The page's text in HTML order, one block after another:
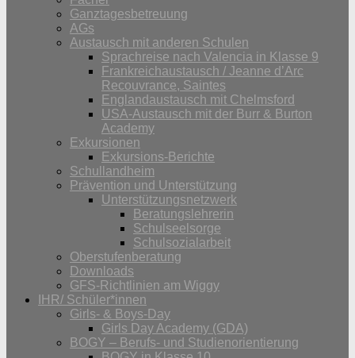
Ganztagesbetreuung
AGs
Austausch mit anderen Schulen
Sprachreise nach Valencia in Klasse 9
Frankreichaustausch / Jeanne d’Arc
Recouvrance, Saintes
Englandaustausch mit Chelmsford
USA-Austausch mit der Burr & Burton
Academy
Exkursionen
Exkursions-Berichte
Schullandheim
Prävention und Unterstützung
Unterstützungsnetzwerk
Beratungslehrerin
Schulseelsorge
Schulsozialarbeit
Oberstufenberatung
Downloads
GFS-Richtlinien am Wiggy
IHR/ Schüler*innen
Girls- & Boys-Day
Girls Day Academy (GDA)
BOGY – Berufs- und Studienorientierung